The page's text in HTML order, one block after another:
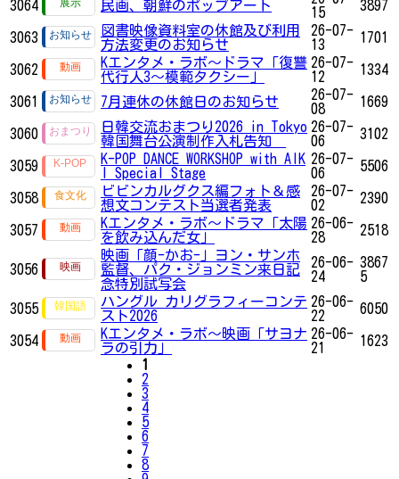
3064 民画、朝鮮のポップアート
15
3897
3063
図書映像資料室の休館及び利用
方法変更のお知らせ
26-07-
13
1701
3062
Kエンタメ・ラボ～ドラマ「復讐
代行人3～模範タクシー」
26-07-
12
1334
3061 7月連休の休館日のお知らせ
26-07-
08
1669
3060
日韓交流おまつり2026 in Tokyo
韓国舞台公演制作入札告知
26-07-
06
3102
3059
K-POP DANCE WORKSHOP with AIK
I Special Stage
26-07-
06
5506
3058
ビビンカルグクス編フォト＆感
想文コンテスト当選者発表
26-07-
02
2390
3057
Kエンタメ・ラボ～ドラマ「太陽
を飲み込んだ女」
26-06-
28
2518
3056
映画「顔-かお-」ヨン・サンホ
監督、パク・ジョンミン来日記
念特別試写会
26-06-
24
3867
5
3055
ハングル カリグラフィーコンテ
スト2026
26-06-
22
6050
3054
Kエンタメ・ラボ～映画「サヨナ
ラの引力」
26-06-
21
1623
1
2
3
4
5
6
7
8